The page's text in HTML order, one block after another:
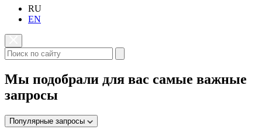
RU
EN
Мы подобрали для вас самые важные
запросы
Популярные запросы